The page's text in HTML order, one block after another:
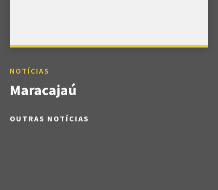
NOTÍCIAS
Maracajaú
OUTRAS NOTÍCIAS